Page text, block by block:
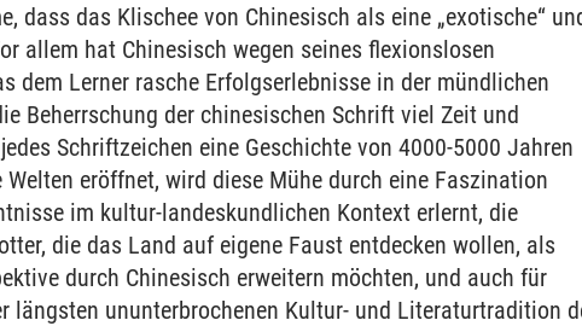
dass das Klischee von Chinesisch als eine „exotische“
allem hat Chinesisch wegen seines flexionslosen
dem Lerner rasche Erfolgserlebnisse in der mündlichen
Beherrschung der chinesischen Schrift viel Zeit und
Schriftzeichen eine Geschichte von 4000-5000 Jahren
eröffnet, wird diese Mühe durch eine Faszination
im kultur-landeskundlichen Kontext erlernt, die
die das Land auf eigene Faust entdecken wollen, als
durch Chinesisch erweitern möchten, und auch für
längsten ununterbrochenen Kultur- und Literaturtradition